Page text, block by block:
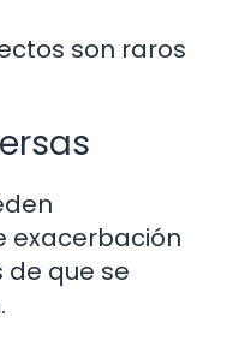
son raros
exacerbación
que se